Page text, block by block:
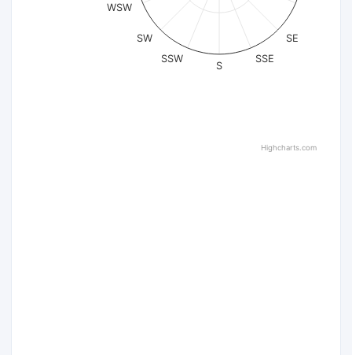
SE
SSE
S
SSW
SW
WSW
Highcharts.com